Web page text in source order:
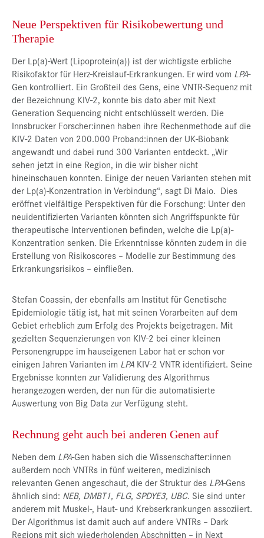
Neue Perspektiven für Risikobewertung und
Therapie
Der Lp(a)-Wert (Lipoprotein(a)) ist der wichtigste erbliche
Risikofaktor für Herz-Kreislauf-Erkrankungen. Er wird vom LPA-
Gen kontrolliert. Ein Großteil des Gens, eine VNTR-Sequenz mit
der Bezeichnung KIV-2, konnte bis dato aber mit Next
Generation Sequencing nicht entschlüsselt werden. Die
Innsbrucker Forscher:innen haben ihre Rechenmethode auf die
KIV-2 Daten von 200.000 Proband:innen der UK-Biobank
angewandt und dabei rund 300 Varianten entdeckt. „Wir
sehen jetzt in eine Region, in die wir bisher nicht
hineinschauen konnten. Einige der neuen Varianten stehen mit
der Lp(a)-Konzentration in Verbindung“, sagt Di Maio. Dies
eröffnet vielfältige Perspektiven für die Forschung: Unter den
neuidentifizierten Varianten könnten sich Angriffspunkte für
therapeutische Interventionen befinden, welche die Lp(a)-
Konzentration senken. Die Erkenntnisse könnten zudem in die
Erstellung von Risikoscores – Modelle zur Bestimmung des
Erkrankungsrisikos – einfließen.
Stefan Coassin, der ebenfalls am Institut für Genetische
Epidemiologie tätig ist, hat mit seinen Vorarbeiten auf dem
Gebiet erheblich zum Erfolg des Projekts beigetragen. Mit
gezielten Sequenzierungen von KIV-2 bei einer kleinen
Personengruppe im hauseigenen Labor hat er schon vor
einigen Jahren Varianten im LPA KIV-2 VNTR identifiziert. Seine
Ergebnisse konnten zur Validierung des Algorithmus
herangezogen werden, der nun für die automatisierte
Auswertung von Big Data zur Verfügung steht.
Rechnung geht auch bei anderen Genen auf
Neben dem LPA-Gen haben sich die Wissenschafter:innen
außerdem noch VNTRs in fünf weiteren, medizinisch
relevanten Genen angeschaut, die der Struktur des LPA-Gens
ähnlich sind: NEB, DMBT1, FLG, SPDYE3, UBC. Sie sind unter
anderem mit Muskel-, Haut- und Krebserkrankungen assoziiert.
Der Algorithmus ist damit auch auf andere VNTRs – Dark
Regions mit sich wiederholenden Abschnitten – in Next